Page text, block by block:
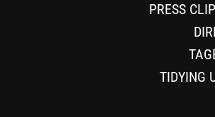
PRESS
TIDYING